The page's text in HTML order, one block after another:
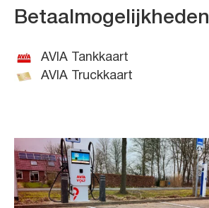
Betaalmogelijkheden
AVIA Tankkaart
AVIA Truckkaart